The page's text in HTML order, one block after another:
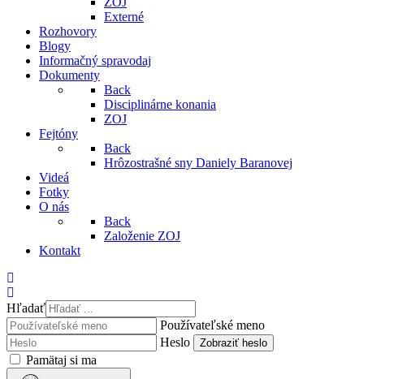
Externé
Rozhovory
Blogy
Informačný spravodaj
Dokumenty
Back
Disciplinárne konania
ZOJ
Fejtóny
Back
Hrôzostrašné sny Daniely Baranovej
Videá
Fotky
O nás
Back
Založenie ZOJ
Kontakt
Hľadať
Používateľské meno
Heslo
Zobraziť heslo
Pamätaj si ma